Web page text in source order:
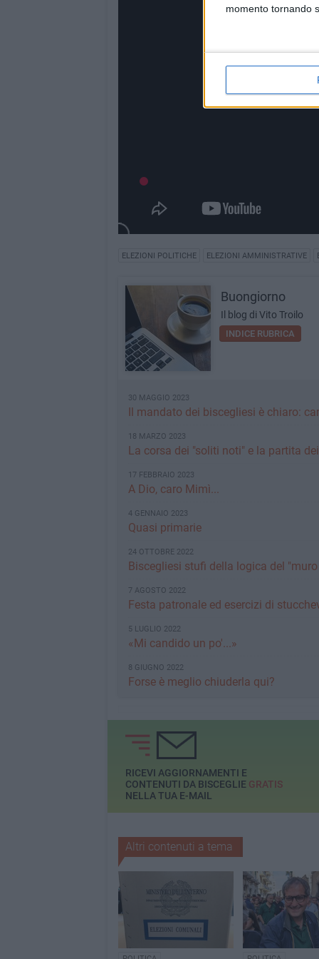
momento tornando
ELEZIONI POLITICHE ELEZIONI AMMINISTRATIVE
Buongiorno
Il blog di Vito Troilo
INDICE RUBRICA
30 MAGGIO 2023
Il mandato dei biscegliesi è chiaro:
18 MARZO 2023
La corsa dei "soliti noti" e la partita
17 FEBBRAIO 2023
A Dio, caro Mimì...
4 GENNAIO 2023
Quasi primarie
24 OTTOBRE 2022
Biscegliesi stufi della logica del
7 AGOSTO 2022
Festa patronale ed esercizi di
5 LUGLIO 2022
«Mi candido un po'...»
8 GIUGNO 2022
Forse è meglio chiuderla qui?
RICEVI AGGIORNAMENTI E
CONTENUTI DA BISCEGLIE GRATIS
NELLA TUA E-MAIL
Altri contenuti a tema